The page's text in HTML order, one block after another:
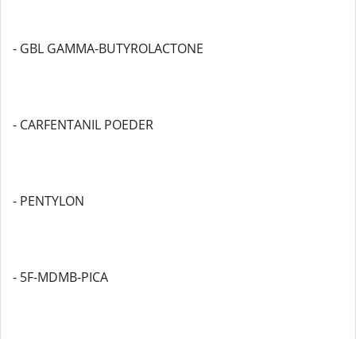
- GBL GAMMA-BUTYROLACTONE
- CARFENTANIL POEDER
- PENTYLON
- 5F-MDMB-PICA